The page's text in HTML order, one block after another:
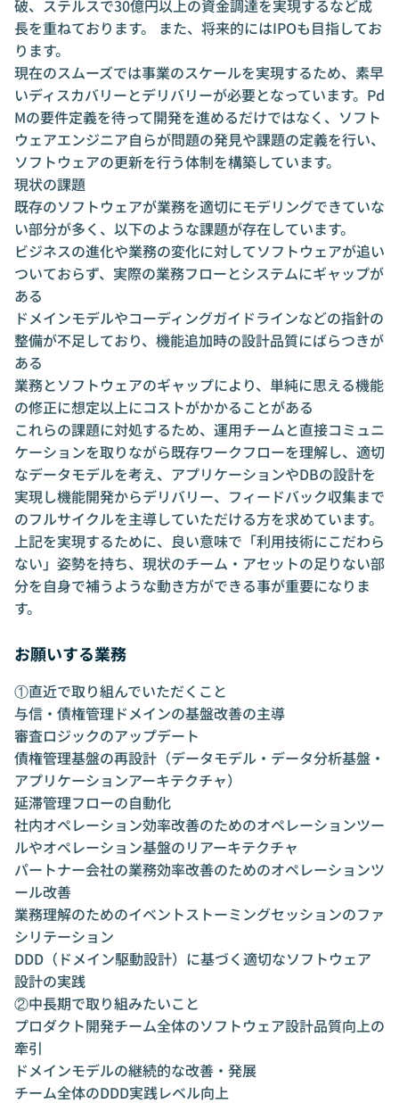
破、ステルスで30億円以上の資金調達を実現するなど成
長を重ねております。 また、将来的にはIPOも目指してお
ります。
現在のスムーズでは事業のスケールを実現するため、素早
いディスカバリーとデリバリーが必要となっています。Pd
Mの要件定義を待って開発を進めるだけではなく、ソフト
ウェアエンジニア自らが問題の発見や課題の定義を行い、
ソフトウェアの更新を行う体制を構築しています。
現状の課題
既存のソフトウェアが業務を適切にモデリングできていな
い部分が多く、以下のような課題が存在しています。
ビジネスの進化や業務の変化に対してソフトウェアが追い
ついておらず、実際の業務フローとシステムにギャップが
ある
ドメインモデルやコーディングガイドラインなどの指針の
整備が不足しており、機能追加時の設計品質にばらつきが
ある
業務とソフトウェアのギャップにより、単純に思える機能
の修正に想定以上にコストがかかることがある
これらの課題に対処するため、運用チームと直接コミュニ
ケーションを取りながら既存ワークフローを理解し、適切
なデータモデルを考え、アプリケーションやDBの設計を
実現し機能開発からデリバリー、フィードバック収集まで
のフルサイクルを主導していただける方を求めています。
上記を実現するために、良い意味で「利用技術にこだわら
ない」姿勢を持ち、現状のチーム・アセットの足りない部
分を自身で補うような動き方ができる事が重要になりま
す。
お願いする業務
①直近で取り組んでいただくこと
与信・債権管理ドメインの基盤改善の主導
審査ロジックのアップデート
債権管理基盤の再設計（データモデル・データ分析基盤・
アプリケーションアーキテクチャ）
延滞管理フローの自動化
社内オペレーション効率改善のためのオペレーションツー
ルやオペレーション基盤のリアーキテクチャ
パートナー会社の業務効率改善のためのオペレーションツ
ール改善
業務理解のためのイベントストーミングセッションのファ
シリテーション
DDD（ドメイン駆動設計）に基づく適切なソフトウェア
設計の実践
②中長期で取り組みたいこと
プロダクト開発チーム全体のソフトウェア設計品質向上の
牽引
ドメインモデルの継続的な改善・発展
チーム全体のDDD実践レベル向上